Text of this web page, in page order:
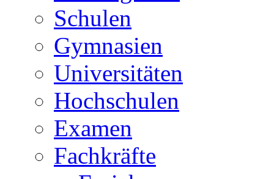
Schulen
Gymnasien
Universitäten
Hochschulen
Examen
Fachkräfte